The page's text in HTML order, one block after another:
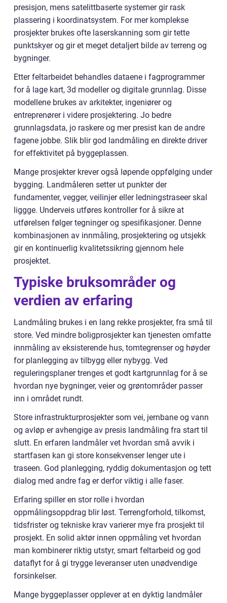
presisjon, mens satelittbaserte systemer gir rask
plassering i koordinatsystem. For mer komplekse
prosjekter brukes ofte laserskanning som gir tette
punktskyer og gir et meget detaljert bilde av terreng og
bygninger.
Etter feltarbeidet behandles dataene i fagprogrammer
for å lage kart, 3d modeller og digitale grunnlag. Disse
modellene brukes av arkitekter, ingeniører og
entreprenører i videre prosjektering. Jo bedre
grunnlagsdata, jo raskere og mer presist kan de andre
fagene jobbe. Slik blir god landmåling en direkte driver
for effektivitet på byggeplassen.
Mange prosjekter krever også løpende oppfølging under
bygging. Landmåleren setter ut punkter der
fundamenter, vegger, veilinjer eller ledningstraseer skal
liggge. Underveis utføres kontroller for å sikre at
utførelsen følger tegninger og spesifikasjoner. Denne
kombinasjonen av innmåling, prosjektering og utsjekk
gir en kontinuerlig kvalitetssikring gjennom hele
prosjektet.
Typiske bruksområder og
verdien av erfaring
Landmåling brukes i en lang rekke prosjekter, fra små til
store. Ved mindre boligprosjekter kan tjenesten omfatte
innmåling av eksisterende hus, tomtegrenser og høyder
for planlegging av tilbygg eller nybygg. Ved
reguleringsplaner trenges et godt kartgrunnlag for å se
hvordan nye bygninger, veier og grøntområder passer
inn i området rundt.
Store infrastrukturprosjekter som vei, jernbane og vann
og avløp er avhengige av presis landmåling fra start til
slutt. En erfaren landmåler vet hvordan små avvik i
startfasen kan gi store konsekvenser lenger ute i
traseen. God planlegging, ryddig dokumentasjon og tett
dialog med andre fag er derfor viktig i alle faser.
Erfaring spiller en stor rolle i hvordan
oppmålingsoppdrag blir løst. Terrengforhold, tilkomst,
tidsfrister og tekniske krav varierer mye fra prosjekt til
prosjekt. En solid aktør innen oppmåling vet hvordan
man kombinerer riktig utstyr, smart feltarbeid og god
dataflyt for å gi trygge leveranser uten unødvendige
forsinkelser.
Mange byggeplasser opplever at en dyktig landmåler